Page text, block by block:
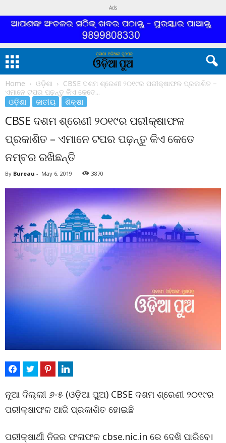
Ads
Home ଓଡ଼ିଶା
CBSE ଦଶମ ଶ୍ରେଣୀ ୨୦୧୯ର ପରୀକ୍ଷାଫଳ ପ୍ରକାଶିତ –
ଏମାନେ ଟପର ପଢ଼ନ୍ତୁ କିଏ କେତେ...
ଓଡ଼ିଶା ଜାତୀୟ ଶିକ୍ଷା
CBSE ଦଶମ ଶ୍ରେଣୀ ୨୦୧୯ର ପରୀକ୍ଷାଫଳ
ପ୍ରକାଶିତ – ଏମାନେ ଟପର ପଢ଼ନ୍ତୁ କିଏ କେତେ
ନମ୍ବର ରଖିଛନ୍ତି
By Bureau - May 6, 2019 3870
ନୂଆ ଦିଲ୍ଲୀ ୬-୫ (ଓଡ଼ିଆ ପୁଅ) CBSE ଦଶମ ଶ୍ରେଣୀ ୨୦୧୯ର
ପରୀକ୍ଷାଫଳ ଆଜି ପ୍ରକାଶିତ ହୋଇଛି
ପରୀକ୍ଷାର୍ଥୀ ନିଜର ଫଳାଫଳ cbse.nic.in ରେ ଦେଖି ପାରିବେ।